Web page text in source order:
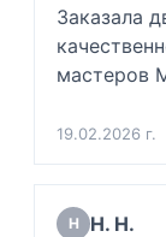
физике
металлов
да и
Заказала
мастеров
19.02.2026 г.
Н Н. Н.